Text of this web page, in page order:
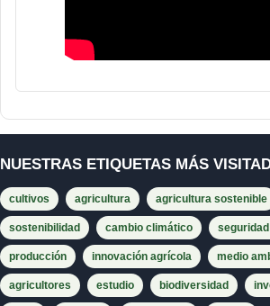
NUESTRAS ETIQUETAS MÁS
cultivos agricultura agricultura sostenible
sostenibilidad cambio climático
producción innovación agrícola medio
agricultores estudio biodiversidad